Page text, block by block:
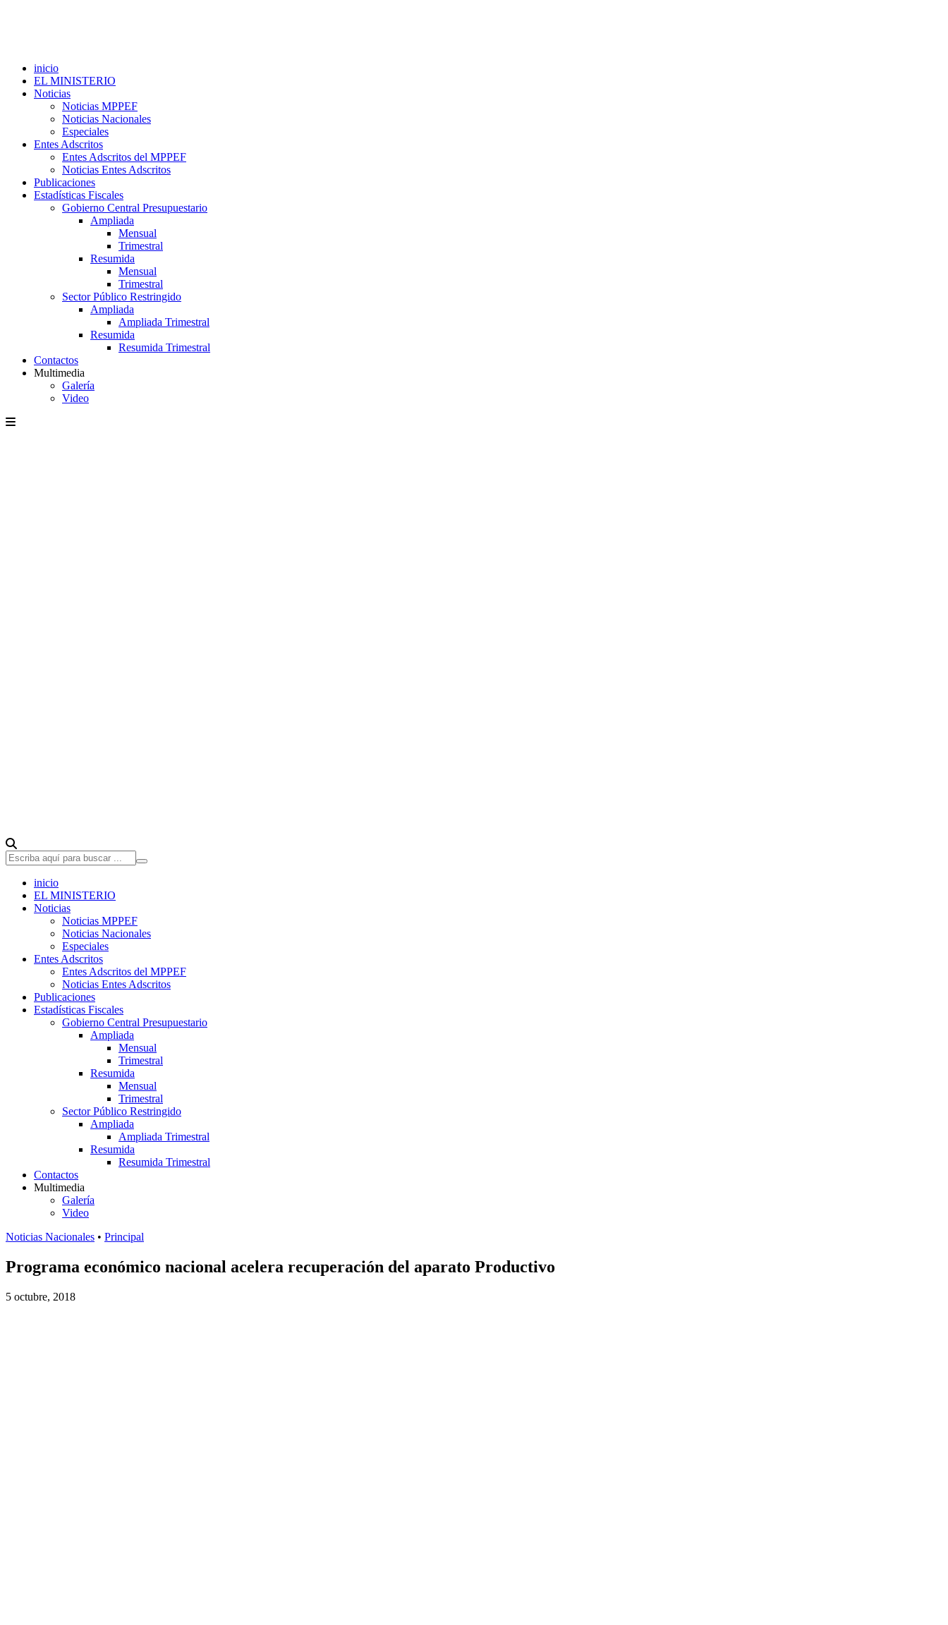
inicio
EL MINISTERIO
Noticias
Noticias MPPEF
Noticias Nacionales
Especiales
Entes Adscritos
Entes Adscritos del MPPEF
Noticias Entes Adscritos
Publicaciones
Estadísticas Fiscales
Gobierno Central Presupuestario
Ampliada
Mensual
Trimestral
Resumida
Mensual
Trimestral
Sector Público Restringido
Ampliada
Ampliada Trimestral
Resumida
Resumida Trimestral
Contactos
Multimedia
Galería
Video
inicio
EL MINISTERIO
Noticias
Noticias MPPEF
Noticias Nacionales
Especiales
Entes Adscritos
Entes Adscritos del MPPEF
Noticias Entes Adscritos
Publicaciones
Estadísticas Fiscales
Gobierno Central Presupuestario
Ampliada
Mensual
Trimestral
Resumida
Mensual
Trimestral
Sector Público Restringido
Ampliada
Ampliada Trimestral
Resumida
Resumida Trimestral
Contactos
Multimedia
Galería
Video
Noticias Nacionales • Principal
Programa económico nacional acelera recuperación del aparato Productivo
5 octubre, 2018